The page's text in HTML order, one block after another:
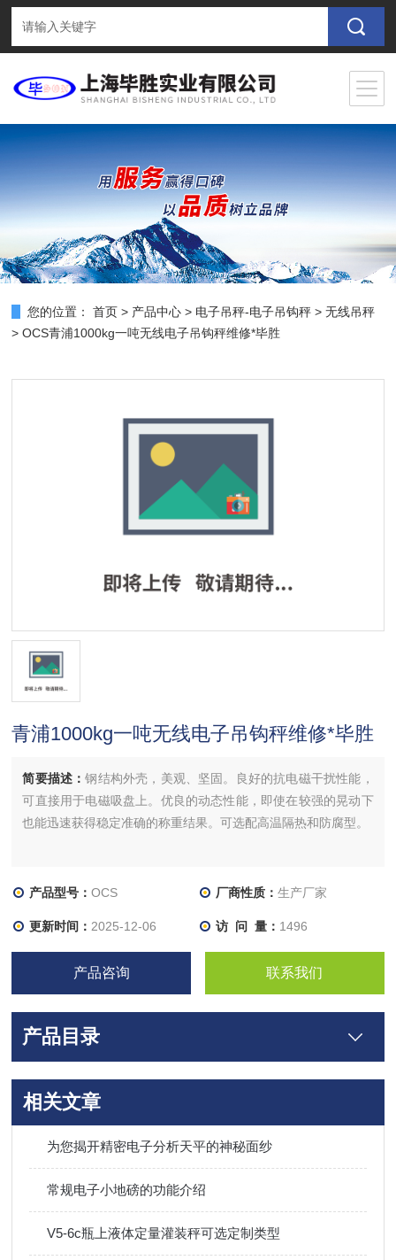
您的位置： 首页 > 产品中心 > 电子吊秤-电子吊钩秤 >无线吊秤
> OCS青浦1000kg一吨无线电子吊钩秤维修*毕胜
青浦1000kg一吨无线电子吊钩秤维修*毕胜
简要描述：钢结构外壳，美观、坚固。良好的抗电磁干扰性能，
可直接用于电磁吸盘上。优良的动态性能，即使在较强的晃动下
也能迅速获得稳定准确的称重结果。可选配高温隔热和防腐型。
产品型号：OCS 厂商性质： 生产厂家
更新时间： 2025-12-06 访 问 量： 1496
产品咨询 联系我们
产品目录
相关文章
为您揭开精密电子分析天平的神秘面纱
常规电子小地磅的功能介绍
V5-6c瓶上液体定量灌装秤可选定制类型